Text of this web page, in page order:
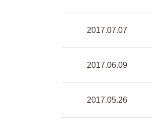
2017.07.07
2017.06.09
2017.05.26